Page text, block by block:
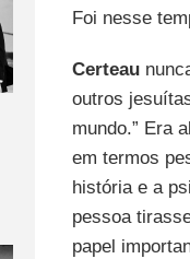
Foi nesse
Certeau
outros
mundo.” Era
em termos
história e a
pessoa
papel